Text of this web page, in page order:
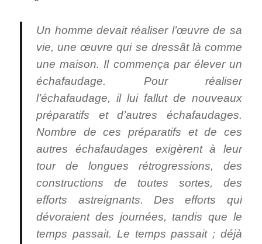
Un homme devait réaliser l’œuvre de sa
vie, une œuvre qui se dressât là comme
une maison. Il commença par élever un
échafaudage. Pour réaliser
l’échafaudage, il lui fallut de nouveaux
préparatifs et d’autres échafaudages.
Nombre de ces préparatifs et de ces
autres échafaudages exigèrent à leur
tour de longues rétrogressions, des
constructions de toutes sortes, des
efforts astreignants. Des efforts qui
dévoraient des journées, tandis que le
temps passait. Le temps passait ; déjà